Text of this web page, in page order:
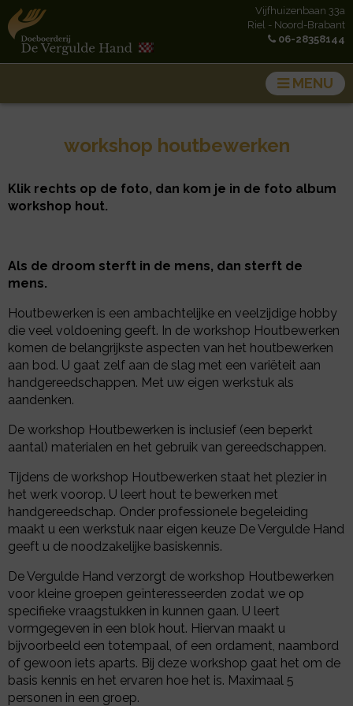
Vijfhuizenbaan 33a
Riel - Noord-Brabant
06-28358144
MENU
Feestruimte
Activiteiten
Over ons
Nieuws
Gastenboek
Contact
Links
Privacyverklaring
Disclaimer
workshop houtbewerken
Klik rechts op de foto, dan kom je in de foto album
workshop hout.
Als de droom sterft in de mens, dan sterft de
mens.
Houtbewerken is een ambachtelijke en veelzijdige hobby
die veel voldoening geeft. In de workshop Houtbewerken
komen de belangrijkste aspecten van het houtbewerken
aan bod. U gaat zelf aan de slag met een variëteit aan
handgereedschappen. Met uw eigen werkstuk als
aandenken.
De workshop Houtbewerken is inclusief (een beperkt
aantal) materialen en het gebruik van gereedschappen.
Tijdens de workshop Houtbewerken staat het plezier in
het werk voorop. U leert hout te bewerken met
handgereedschap. Onder professionele begeleiding
maakt u een werkstuk naar eigen keuze De Vergulde Hand
geeft u de noodzakelijke basiskennis.
De Vergulde Hand verzorgt de workshop Houtbewerken
voor kleine groepen geïnteresseerden zodat we op
specifieke vraagstukken in kunnen gaan. U leert
vormgegeven in een blok hout. Hiervan maakt u
bijvoorbeeld een totempaal, of een ordament, naambord
of gewoon iets aparts. Bij deze workshop gaat het om de
basis kennis en het ervaren hoe het is. Maximaal 5
personen in een groep.